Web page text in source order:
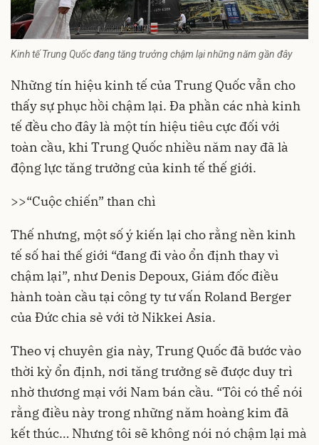
Kinh tế Trung Quốc đang tăng trưởng chậm lại những năm gần đây
Những tín hiệu kinh tế của Trung Quốc vẫn cho
thấy sự phục hồi chậm lại. Đa phần các nhà kinh
tế đều cho đây là một tín hiệu tiêu cực đối với
toàn cầu, khi Trung Quốc nhiều năm nay đã là
động lực tăng trưởng của kinh tế thế giới.
>>“Cuộc chiến” than chì
Thế nhưng, một số ý kiến lại cho rằng nền kinh
tế số hai thế giới “đang đi vào ổn định thay vì
chậm lại”, như Denis Depoux, Giám đốc điều
hành toàn cầu tại công ty tư vấn Roland Berger
của Đức chia sẻ với tờ Nikkei Asia.
Theo vị chuyên gia này, Trung Quốc đã bước vào
thời kỳ ổn định, nơi tăng trưởng sẽ được duy trì
nhờ thương mại với Nam bán cầu. “Tôi có thể nói
rằng điều này trong những năm hoàng kim đã
kết thúc… Nhưng tôi sẽ không nói nó chậm lại mà